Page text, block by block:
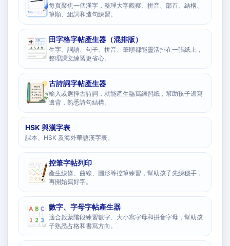
每頁聚焦一個漢字，整理大字觀察、拼音、部首、結構、
筆順、組詞和造句練習。
田字格字帖產生器（混排版）
生字、詞語、句子、拼音、筆順都能靈活排在一張紙上，
整理課文練習更省心。
古詩詞字帖產生器
輸入或選擇古詩詞，就能產生臨寫練習紙，幫助孩子邊寫
邊背，熟悉詩句結構。
HSK 與漢字表
課本、HSK 及海外華語漢字表。
控筆字帖列印
產生線條、曲線、圖形等控筆練習，幫助孩子先練穩手，
再開始寫好字。
數字、字母字帖產生器
適合啟蒙階段練習數字、大小寫字母和拼音字母，幫助孩
子熟悉占格和書寫方向。